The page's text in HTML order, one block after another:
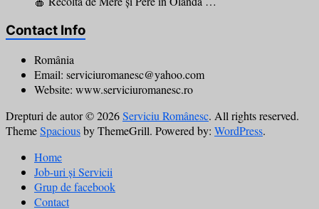
Contact Info
România
Email: serviciuromanesc@yahoo.com
Website: www.serviciuromanesc.ro
Drepturi de autor © 2026Serviciu Românesc. All rights reserved.
ThemeSpaciousby ThemeGrill. Powered by: WordPress.
Home
Job-uri și Servicii
Grup de facebook
Contact